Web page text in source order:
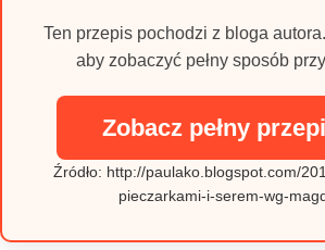
Ten przepis pochodzi z bloga
aby zobaczyć pełny sposób
Zobacz pełny
Źródło: http://paulako.blogspot.com/
pieczarkami-i-serem-wg-